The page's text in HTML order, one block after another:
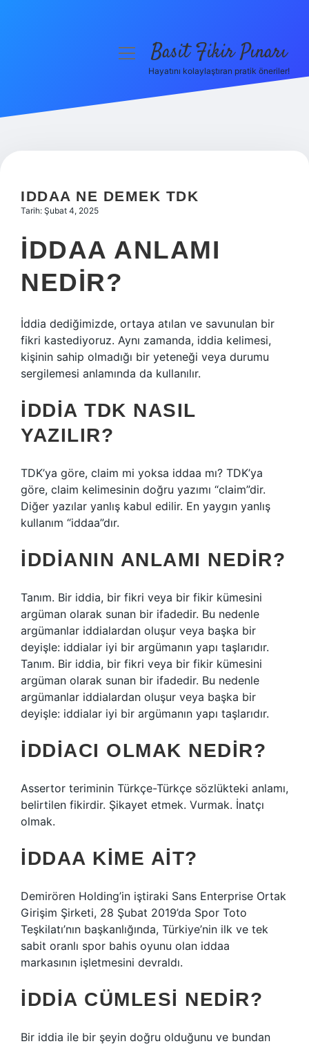
Hakkımızda
menüyüBasit Fikir Pınarı
Hayatını kolaylaştıran pratik öneriler!
IDDAA NE DEMEK TDK
Tarih: Şubat 4, 2025
İDDAA ANLAMI
NEDIR?
İddia dediğimizde, ortaya atılan ve savunulan bir
fikri kastediyoruz. Aynı zamanda, iddia kelimesi,
kişinin sahip olmadığı bir yeteneği veya durumu
sergilemesi anlamında da kullanılır.
İDDIA TDK NASIL
YAZILIR?
TDK’ya göre, claim mi yoksa iddaa mı? TDK’ya
göre, claim kelimesinin doğru yazımı “claim”dir.
Diğer yazılar yanlış kabul edilir. En yaygın yanlış
kullanım “iddaa”dır.
İDDIANIN ANLAMI NEDIR?
Tanım. Bir iddia, bir fikri veya bir fikir kümesini
argüman olarak sunan bir ifadedir. Bu nedenle
argümanlar iddialardan oluşur veya başka bir
deyişle: iddialar iyi bir argümanın yapı taşlarıdır.
Tanım. Bir iddia, bir fikri veya bir fikir kümesini
argüman olarak sunan bir ifadedir. Bu nedenle
argümanlar iddialardan oluşur veya başka bir
deyişle: iddialar iyi bir argümanın yapı taşlarıdır.
İDDIACI OLMAK NEDIR?
Assertor teriminin Türkçe-Türkçe sözlükteki anlamı,
belirtilen fikirdir. Şikayet etmek. Vurmak. İnatçı
olmak.
İDDAA KIME AIT?
Demirören Holding’in iştiraki Sans Enterprise Ortak
Girişim Şirketi, 28 Şubat 2019’da Spor Toto
Teşkilatı’nın başkanlığında, Türkiye’nin ilk ve tek
sabit oranlı spor bahis oyunu olan iddaa
markasının işletmesini devraldı.
İDDIA CÜMLESI NEDIR?
Bir iddia ile bir şeyin doğru olduğunu ve bundan